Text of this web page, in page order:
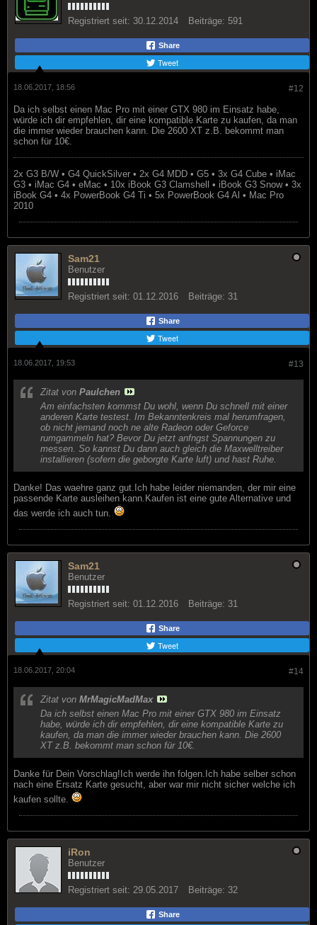
Registriert seit: 30.12.2014 Beiträge: 591
Share
Tweet
#12
18.06.2017, 18:56
Da ich selbst einen Mac Pro mit einer GTX 980 im Einsatz habe,
würde ich dir empfehlen, dir eine kompatible Karte zu kaufen, da man
die immer wieder brauchen kann. Die 2600 XT z.B. bekommt man
schon für 10€.
2x G3 B/W • G4 QuickSilver • 2x G4 MDD • G5 • 3x G4 Cube • iMac
G3 • iMac G4 • eMac • 10x iBook G3 Clamshell • iBook G3 Snow • 3x
iBook G4 • 4x PowerBook G4 Ti • 5x PowerBook G4 Al • Mac Pro
2010
Sam21
Benutzer
Registriert seit: 01.12.2016 Beiträge: 31
Share
Tweet
#13
18.06.2017, 19:53
Zitat von Paulchen
Am einfachsten kommst Du wohl, wenn Du schnell mit einer
anderen Karte testest. Im Bekanntenkreis mal herumfragen,
ob nicht jemand noch ne alte Radeon oder Geforce
rumgammeln hat? Bevor Du jetzt anfngst Spannungen zu
messen. So kannst Du dann auch gleich die Maxwelltreiber
installieren (sofern die geborgte Karte luft) und hast Ruhe.
Danke! Das waehre ganz gut.Ich habe leider niemanden, der mir eine
passende Karte ausleihen kann.Kaufen ist eine gute Alternative und
das werde ich auch tun.
Sam21
Benutzer
Registriert seit: 01.12.2016 Beiträge: 31
Share
Tweet
#14
18.06.2017, 20:04
Zitat von MrMagicMadMax
Da ich selbst einen Mac Pro mit einer GTX 980 im Einsatz
habe, würde ich dir empfehlen, dir eine kompatible Karte zu
kaufen, da man die immer wieder brauchen kann. Die 2600
XT z.B. bekommt man schon für 10€.
Danke für Dein Vorschlag!Ich werde ihn folgen.Ich habe selber schon
nach eine Ersatz Karte gesucht, aber war mir nicht sicher welche ich
kaufen sollte.
iRon
Benutzer
Registriert seit: 29.05.2017 Beiträge: 32
Share